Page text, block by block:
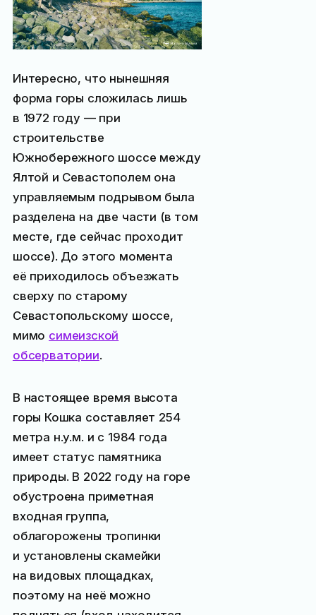
Интересно, что нынешняя
форма горы сложилась лишь
в 1972 году — при
строительстве
Южнобережного шоссе между
Ялтой и Севастополем она
управляемым подрывом была
разделена на две части (в том
месте, где сейчас проходит
шоссе). До этого момента
её приходилось объезжать
сверху по старому
Севастопольскому шоссе,
мимо симеизской
обсерватории.
В настоящее время высота
горы Кошка составляет 254
метра н.у.м. и с 1984 года
имеет статус памятника
природы. В 2022 году на горе
обустроена приметная
входная группа,
облагорожены тропинки
и установлены скамейки
на видовых площадках,
поэтому на неё можно